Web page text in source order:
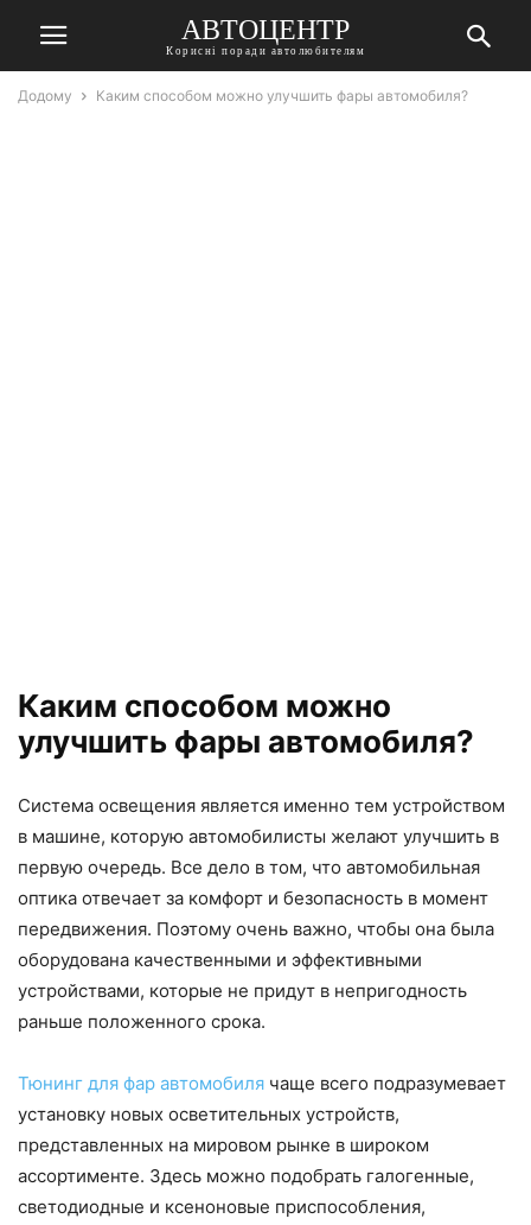
АВТОЦЕНТР
Корисні поради автолюбителям
Додому Каким способом можно улучшить фары автомобиля?
Каким способом можно
улучшить фары автомобиля?
Система освещения является именно тем устройством
в машине, которую автомобилисты желают улучшить в
первую очередь. Все дело в том, что автомобильная
оптика отвечает за комфорт и безопасность в момент
передвижения. Поэтому очень важно, чтобы она была
оборудована качественными и эффективными
устройствами, которые не придут в непригодность
раньше положенного срока.
Тюнинг для фар автомобиля чаще всего подразумевает
установку новых осветительных устройств,
представленных на мировом рынке в широком
ассортименте. Здесь можно подобрать галогенные,
светодиодные и ксеноновые приспособления,